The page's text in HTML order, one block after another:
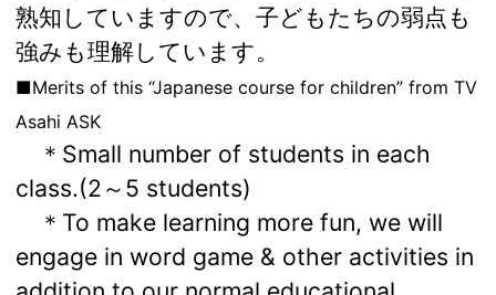
熟知していますので、子どもたちの弱点も
強みも理解しています。
■Merits of this “Japanese course for children” from TV
Asahi ASK
＊Small number of students in each
class.(2～5 students)
＊To make learning more fun, we will
engage in word game & other activities in